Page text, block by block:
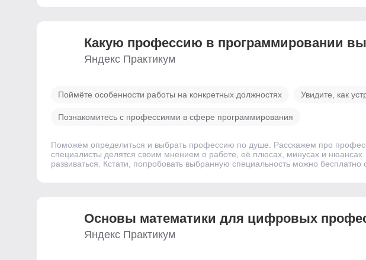
Какую профессию в программировании
Яндекс Практикум
Поймёте особенности работы на конкретных должностях Увидите, как
Познакомитесь с профессиями в сфере программирования
Поможем определиться и выбрать профессию по душе. Расскажем про
специалисты делятся своим мнением о работе, её плюсах, минусах и
развиваться. Кстати, попробовать выбранную специальность можно бесплатно
Основы математики для цифровых
Яндекс Практикум